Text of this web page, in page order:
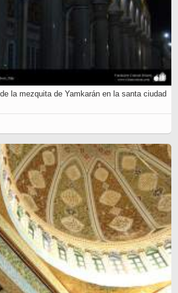
la mezquita de Yamkarán en la santa ciudad